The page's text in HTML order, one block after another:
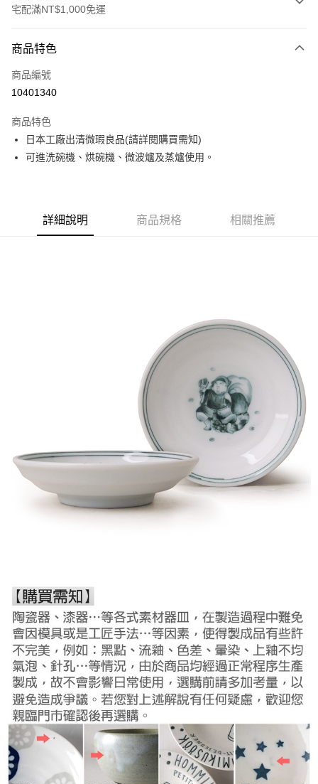
宅配滿NT$1,000免運
信用卡一次付款
LINE Pay
運送方式
黑貓外島宅配
每筆NT$360
商品特色
商品編號
10401340
商品特色
日本工廠出清微瑕良品(請詳閱購買需知)
可進洗碗機、烘碗機、微波爐及蒸爐使用。
詳細說明 商品規格 相關推薦